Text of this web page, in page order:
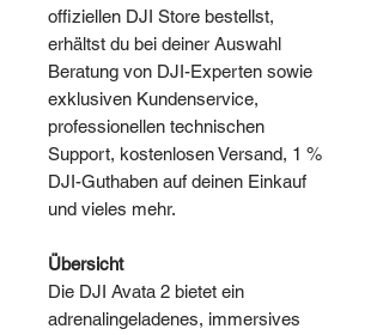
offiziellen DJI Store bestellst,
erhältst du bei deiner Auswahl
Beratung von DJI-Experten sowie
exklusiven Kundenservice,
professionellen technischen
Support, kostenlosen Versand, 1 %
DJI-Guthaben auf deinen Einkauf
und vieles mehr.
Übersicht
Die DJI Avata 2 bietet ein
adrenalingeladenes, immersives